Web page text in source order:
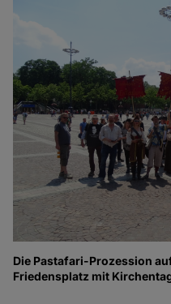
Die Pastafari-Prozession
Friedensplatz mit